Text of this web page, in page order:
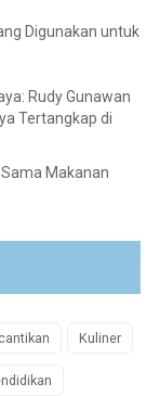
Digunakan untuk
Rudy Gunawan
Tertangkap di
Makanan
Kuliner